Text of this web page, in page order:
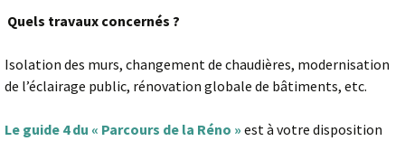
Quels travaux concernés ?
Isolation des murs, changement de chaudières, modernisation
de l’éclairage public, rénovation globale de bâtiments, etc.
Le guide 4 du « Parcours de la Réno » est à votre disposition